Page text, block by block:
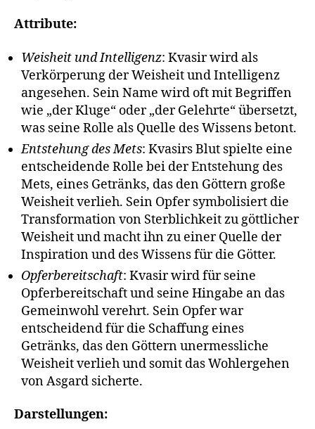
Attribute:
Weisheit und Intelligenz: Kvasir wird als
Verkörperung der Weisheit und Intelligenz
angesehen. Sein Name wird oft mit Begriffen
wie „der Kluge“ oder „der Gelehrte“ übersetzt,
was seine Rolle als Quelle des Wissens betont.
Entstehung des Mets: Kvasirs Blut spielte eine
entscheidende Rolle bei der Entstehung des
Mets, eines Getränks, das den Göttern große
Weisheit verlieh. Sein Opfer symbolisiert die
Transformation von Sterblichkeit zu göttlicher
Weisheit und macht ihn zu einer Quelle der
Inspiration und des Wissens für die Götter.
Opferbereitschaft: Kvasir wird für seine
Opferbereitschaft und seine Hingabe an das
Gemeinwohl verehrt. Sein Opfer war
entscheidend für die Schaffung eines
Getränks, das den Göttern unermessliche
Weisheit verlieh und somit das Wohlergehen
von Asgard sicherte.
Darstellungen: